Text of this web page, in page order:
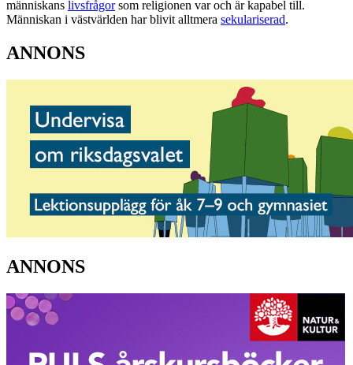
människans livsfrågorsom religionen var och är kapabel till.
Människan i västvärlden har blivit alltmera sekulariserad.
ANNONS
ANNONS